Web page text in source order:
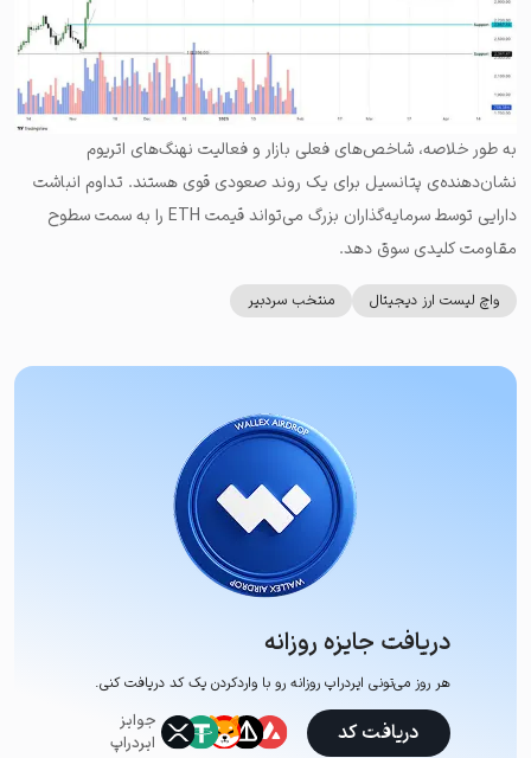
به طور خلاصه، شاخص‌های فعلی بازار و فعالیت نهنگ‌های اتریوم
نشان‌دهنده‌ی پتانسیل برای یک روند صعودی قوی هستند. تداوم انباشت
دارایی توسط سرمایه‌گذاران بزرگ می‌تواند قیمت ETH را به سمت سطوح
مقاومت کلیدی سوق دهد.
واچ لیست ارز دیجیتال منتخب سردبیر
دریافت جایزه روزانه
هر روز می‌تونی ایردراپ روزانه رو با وارد‌کردن یک کد دریافت کنی.
جوایز
ایردراپ
دریافت کد